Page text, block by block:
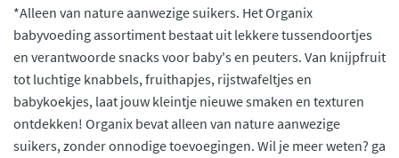
*Alleen van nature aanwezige suikers. Het Organix
babyvoeding assortiment bestaat uit lekkere tussendoortjes
en verantwoorde snacks voor baby's en peuters. Van knijpfruit
tot luchtige knabbels, fruithapjes, rijstwafeltjes en
babykoekjes, laat jouw kleintje nieuwe smaken en texturen
ontdekken! Organix bevat alleen van nature aanwezige
suikers, zonder onnodige toevoegingen. Wil je meer weten? ga